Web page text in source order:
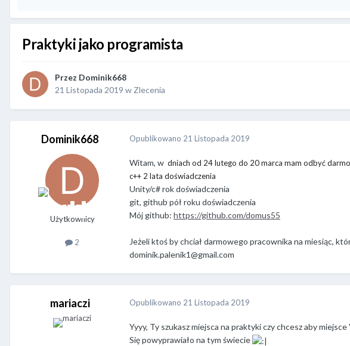
Praktyki jako programista
Przez Dominik668
21 Listopada 2019 w Zlecenia
Dominik668
Użytkownicy
2
Opublikowano 21 Listopada 2019
Witam, w dniach od 24 lutego do 20 marca mam odbyć
c++ 2 lata doświadczenia
Unity/c# rok doświadczenia
git, github pół roku doświadczenia
Mój github: https://github.com/domus55
Jeżeli ktoś by chciał darmowego pracownika na miesiąc,
dominik.palenik1@gmail.com
mariaczi Opublikowano 21 Listopada 2019
Yyyy, Ty szukasz miejsca na praktyki czy chcesz aby miejsce
Się powyprawiało na tym świecie